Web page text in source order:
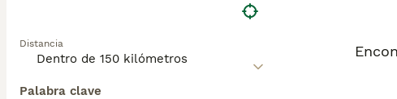
Distancia
Palabra clave